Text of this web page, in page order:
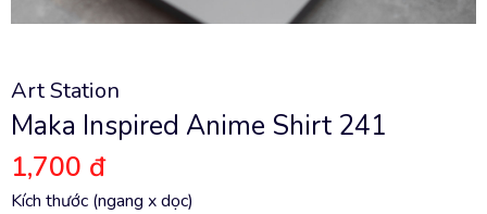
Art Station
Maka Inspired Anime Shirt 241
1,700 đ
Kích thước (ngang x dọc)